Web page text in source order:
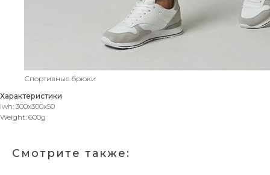
Спортивные брюки
Характеристики
lwh: 300x300x50
Weight: 600g
Смотрите также: